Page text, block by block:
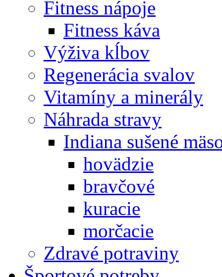
Fitness nápoje
Fitness káva
Výživa kĺbov
Regenerácia svalov
Vitamíny a minerály
Náhrada stravy
Indiana sušené
hovädzie
bravčové
kuracie
morčacie
Zdravé potraviny